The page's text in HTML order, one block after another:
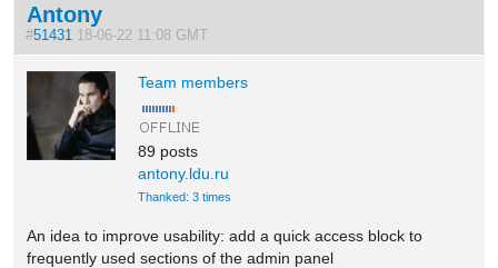
Antony
#51431 18-06-22 11:08 GMT
Team members
89 posts
antony.ldu.ru
Thanked: 3 times
An idea to improve usability: add a quick access block to
frequently used sections of the admin panel